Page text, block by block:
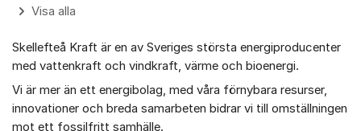
Visa alla
Skellefteå Kraft är en av Sveriges största energiproducenter
med vattenkraft och vindkraft, värme och bioenergi.
Vi är mer än ett energibolag, med våra förnybara resurser,
innovationer och breda samarbeten bidrar vi till omställningen
mot ett fossilfritt samhälle.